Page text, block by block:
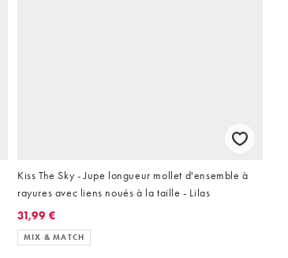
Kiss The Sky - Jupe longueur mollet d'ensemble à
rayures avec liens noués à la taille - Lilas
31,99 €
MIX & MATCH